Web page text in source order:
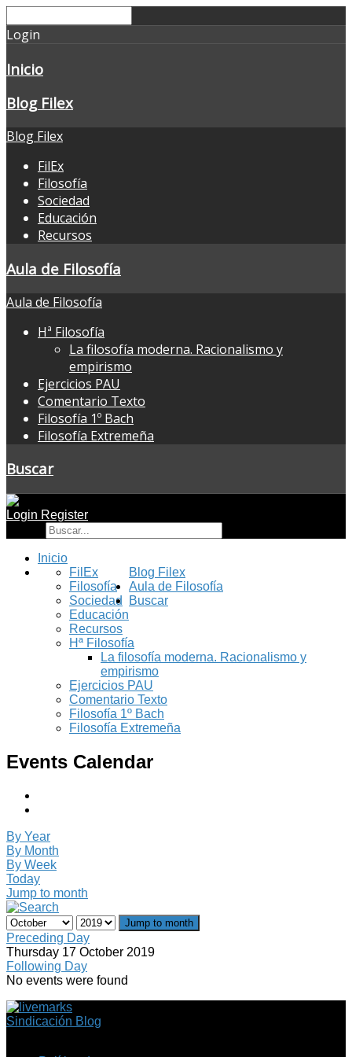
Login
Inicio
Blog Filex
Blog Filex
FilEx
Filosofía
Sociedad
Educación
Recursos
Aula de Filosofía
Aula de Filosofía
Hª Filosofía
La filosofía moderna. Racionalismo y
empirismo
Ejercicios PAU
Comentario Texto
Filosofía 1º Bach
Filosofía Extremeña
Buscar
Login Register
Inicio
Blog Filex
FilEx
Filosofía
Sociedad
Educación
Recursos
Aula de Filosofía
Hª Filosofía
La filosofía moderna. Racionalismo y
empirismo
Ejercicios PAU
Comentario Texto
Filosofía 1º Bach
Filosofía Extremeña
Buscar
Events Calendar
By Year
By Month
By Week
Today
Jump to month
Jump to month
Preceding Day
Thursday 17 October 2019
Following Day
No events were found
Sindicación Blog